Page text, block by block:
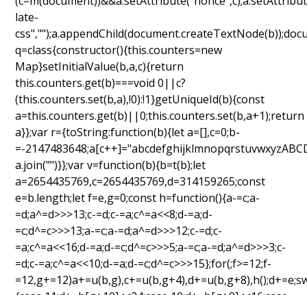
late-
q=class{constructor(){this.counters=new
Map}setInitialValue(b,a,c){return
this.counters.get(b)===void 0||c?
(this.counters.set(b,a),!0):!1}getUniqueId(b){const
a=this.counters.get(b)||0;this.counters.set(b,a+1);return
a}};var r={toString:function(b){let a=[],c=0;b-
=-
a.join("")}};var v=function(b){b=t(b);let
a=2654435769,c=2654435769,d=314159265;const
e=b.length;let f=e,g=0;const h=function(){a-=c;a-
=d;a^=d>>>13;c-=d;c-=a;c^=a<<8;d-=a;d-
=c;d^=c>>>13;a-=c;a-=d;a^=d>>>12;c-=d;c-
=a;c^=a<<16;d-=a;d-=c;d^=c>>>5;a-=c;a-=d;a^=d>>>3;c-
=d;c-=a;c^=a<<10;d-=a;d-=c;d^=c>>>15};for(;f>=12;f-